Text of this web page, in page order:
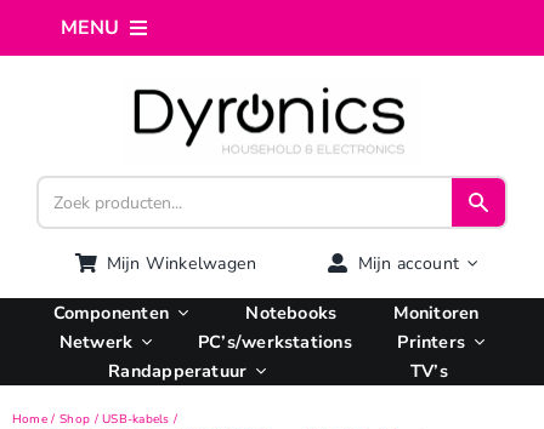
MENU
Webshop
Computer reparatie
AI Integratie
Hosting
Mijn Winkelwagen Mijn account
Componenten Notebooks
Monitoren
Netwerk
PC’s/werkstations
Printers
Randapperatuur
TV’s
Home Shop
USB-kabels